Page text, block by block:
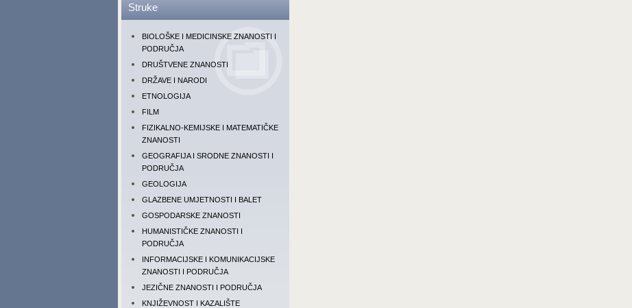
Struke
BIOLOŠKE I MEDICINSKE ZNANOSTI I
PODRUČJA
DRUŠTVENE ZNANOSTI
DRŽAVE I NARODI
ETNOLOGIJA
FILM
FIZIKALNO-KEMIJSKE I MATEMATIČKE
ZNANOSTI
GEOGRAFIJA I SRODNE ZNANOSTI I
PODRUČJA
GEOLOGIJA
GLAZBENE UMJETNOSTI I BALET
GOSPODARSKE ZNANOSTI
HUMANISTIČKE ZNANOSTI I
PODRUČJA
INFORMACIJSKE I KOMUNIKACIJSKE
ZNANOSTI I PODRUČJA
JEZIČNE ZNANOSTI I PODRUČJA
KNJIŽEVNOST I KAZALIŠTE